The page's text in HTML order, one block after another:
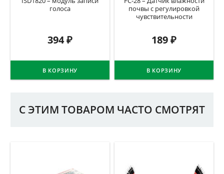
голоса
394₽
В КОРЗИНУ
почвы c регулировкой
чувствительности
189₽
В КОРЗИНУ
С ЭТИМ ТОВАРОМ ЧАСТО СМОТРЯТ